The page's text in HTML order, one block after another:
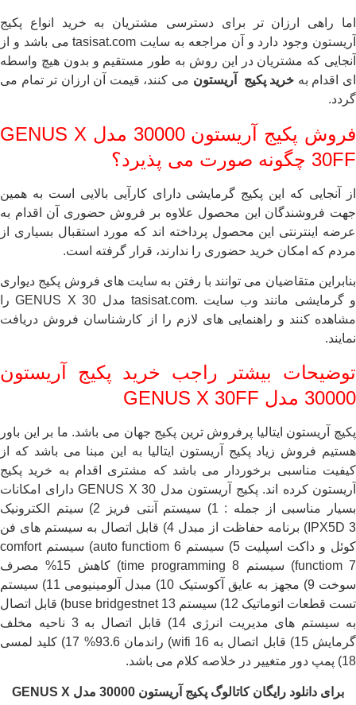
اما راهی ارزان تر برای دسترسی مشتریان به خرید انواع پکیج
آریستون وجود دارد و آن مراجعه به سایت tasisat.com می باشد و از
آنجایی که مشتریان در این روش به طور مستقیم و بدون هیچ واسطه
ای اقدام به خرید پکیج آریستون می کنند، قیمت آن ارزان تر تمام می
گردد.
فروش پکیج آریستون 30000 مدل GENUS X
30FF چگونه صورت می پذیرد؟
از آنجایی که این پکیج گرمایشی دارای کارآیی بالایی است به همین
جهت فروشندگان این محصول علاوه بر فروش حضوری آن اقدام به
عرضه اینترنتی این محصول پرداخته اند که مورد استقبال بسیاری از
مردم که امکان خرید حضوری را ندارند، قرار گرفته است.
بنابراین متقاضیان می توانند با رفتن به سایت های فروش پکیج دیواری
و گرمایشی مانند وب سایت .tasisat.com مدل GENUS X 30 را
مشاهده کنند و راهنمایی های لازم را از کارشناسان فروش دریافت
نمایند.
توضیحات بیشتر راجب خرید پکیج آریستون
30000 مدل GENUS X 30FF
پکیچ آریستون ایتالیا پرفروش ترین پکیج جهان می باشد. ما بر این باور
هستیم فروش زیاد پکیج آریستون ایتالیا به این مبنا می باشد که از
کیفیت مناسبی برخوردار می باشد که مشتری اقدام به خرید پکیج
آریستون کرده اند. پکیج آریستون مدل GENUS X 30 دارای امکانات
بسیار مناسبی از جمله : 1) سیستم آنتی فریز 2) سیتم الکترونیک
IPX5D 3) برنامه حفاظت از مبدل 4) قابل اتصال به سیستم های فن
کوئل و داکت اسپلیت 5) سیستم auto functiom 6) سیستم comfort
functiom 7) سیستم time programming 8) کاهش 15% مصرف
سوخت 9) مجهز به عایق آکوستیک 10) مبدل آلومینیومی 11) سیستم
تست قطعات اتوماتیک 12) سیستم buse bridgestnet 13) قابل اتصال
به سیستم های مدیریت انرژی 14) قابل اتصال به 3 ناحیه مخلف
گرمایش 15) قابل اتصال به wifi 16) راندمان 93.6% 17) کلید لمسی
18) پمپ دور متغییر در خلاصه کلام می باشد.
برای دانلود رایگان کاتالوگ پکیج آریستون 30000 مدل GENUS X